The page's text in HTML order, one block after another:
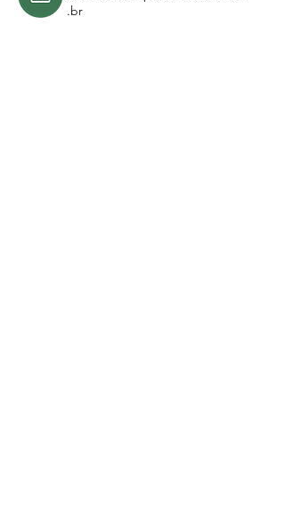
.br